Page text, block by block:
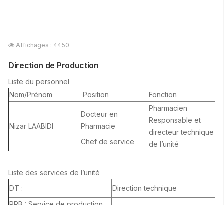
Affichages : 4450
Direction de Production
Liste du personnel
Nom/Prénom
Position Fonction
Nizar LAABIDI
Docteur en
Pharmacie
Chef de service
Pharmacien
Responsable et
directeur technique
de l’unité
Liste des services de l’unité
DT :
Direction technique